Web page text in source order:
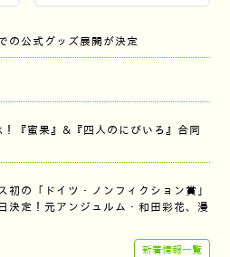
の公式グッズ展開が決定
『蜜果』&『四人のにびいろ』合同
初の「ドイツ・ノンフィクション賞」
決定！元アンジュルム・和田彩花、漫
新着情報一覧